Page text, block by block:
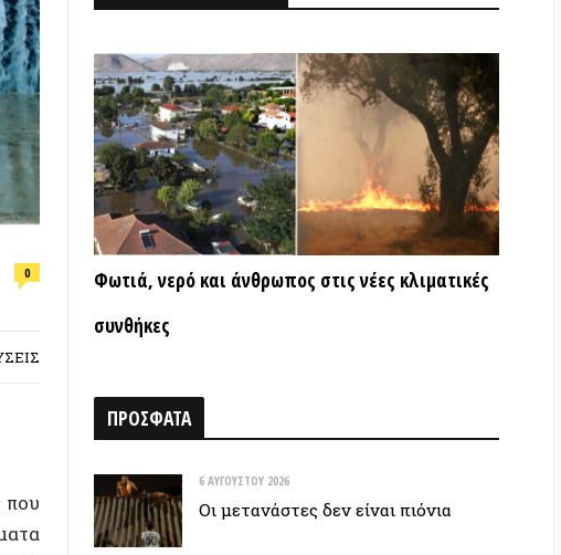
Φωτιά, νερό και άνθρωπος στις νέες κλιματικές
Οι μετανάστες δεν είναι πιόνια
5 ΑΥΓΟΎΣΤΟΥ 2026
Ο Αγώνας για το Νερό: Από την
απόπειρα ιδιωτικοποίησης στη νέα